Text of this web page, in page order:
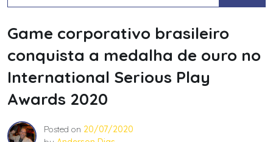
Game corporativo brasileiro
conquista a medalha de ouro no
International Serious Play
Awards 2020
Posted on 20/07/2020